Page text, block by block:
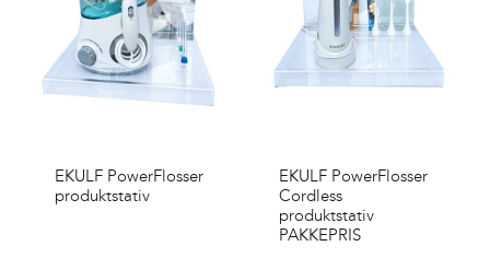
EKULF PowerFlosser
produktstativ
EKULF PowerFlosser
Cordless
produktstativ
PAKKEPRIS